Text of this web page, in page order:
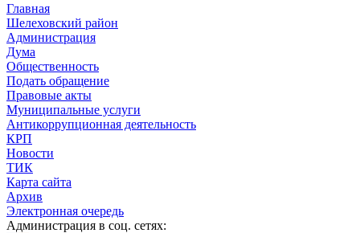
Главная
Шелеховский район
Администрация
Дума
Общественность
Подать обращение
Правовые акты
Муниципальные услуги
Антикоррупционная деятельность
КРП
Новости
ТИК
Карта сайта
Архив
Электронная очередь
Администрация в соц. сетях: